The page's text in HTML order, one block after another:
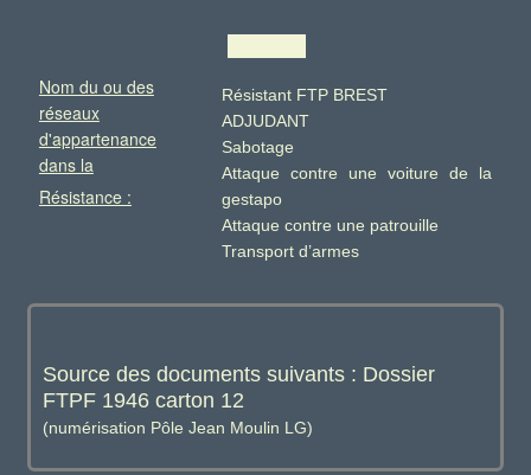
Nom du ou des
réseaux
d'appartenance
dans la
Résistance :
Résistant FTP BREST
ADJUDANT
Sabotage
Attaque contre une voiture de la
gestapo
Attaque contre une patrouille
Transport d’armes
Source des documents suivants : Dossier
FTPF 1946 carton 12
(numérisation Pôle Jean Moulin LG)